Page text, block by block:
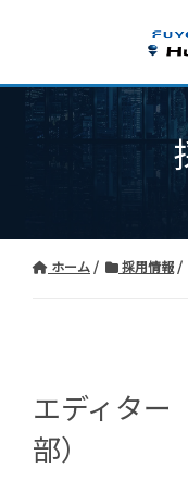
ホーム 採用情報
エディター
部）